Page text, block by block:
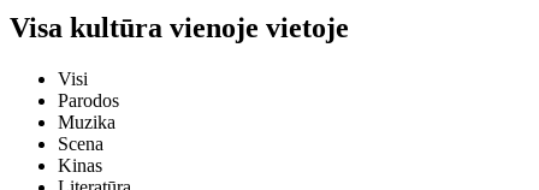
Visa kultūra vienoje vietoje
Visi
Parodos
Muzika
Scena
Kinas